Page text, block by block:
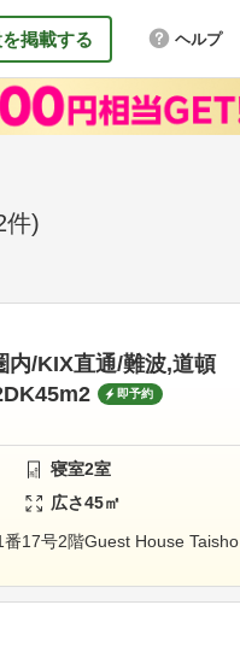
掲載する ヘルプ
件)
内/KIX直通/難波,道頓
即予約
寝室2室
広さ45㎡
番17号2階Guest House Taisho